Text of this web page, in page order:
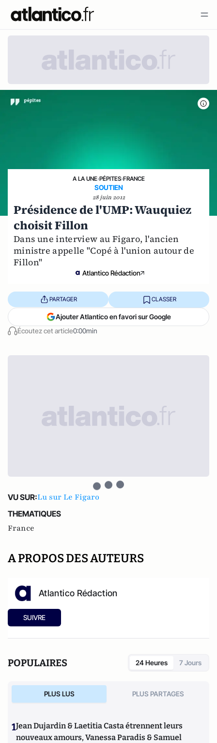
A LA UNE›PÉPITES›FRANCE
SOUTIEN
28 juin 2012
Présidence de l'UMP: Wauquiez
choisit Fillon
Dans une interview au Figaro, l'ancien
ministre appelle "Copé à l'union autour de
Fillon"
Atlantico Rédaction
Écoutez cet article0:00min
PARTAGER CLASSER
Ajouter Atlantico en favori sur Google
VU SUR:Lu sur Le Figaro
THEMATIQUES
France
A PROPOS DES AUTEURS
Atlantico Rédaction
SUIVRE
POPULAIRES 24 Heures 7 Jours
PLUS LUS PLUS PARTAGES
1Jean Dujardin & Laetitia Casta étrennent leurs
nouveaux amours, Vanessa Paradis & Samuel